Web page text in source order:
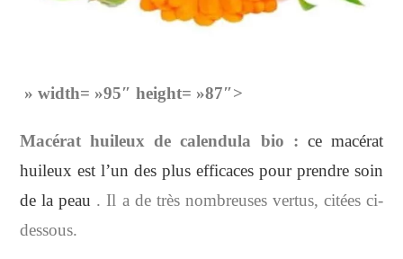
» width= »95″ height= »87″>
Macérat huileux de calendula bio : ce macérat
huileux est l’un des plus efficaces pour prendre soin
de la peau . Il a de très nombreuses vertus, citées ci-
dessous.